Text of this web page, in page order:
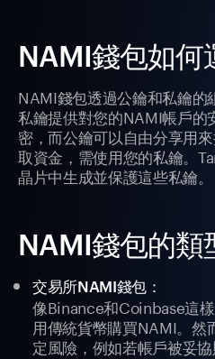
NAMI錢包如何
NAMI錢包透過公鑰和私鑰的
私鑰提供對您的NAMI帳戶的
密，而公鑰可以自由分享用
取資金，需使用您的私鑰。
晶片中生成並保護這些私鑰。
NAMI錢包的類
交易所NAMI錢包：
像Binance和Coinbase這
用傳統貨幣購買NAMI。然
定風險，例如若帳戶被妥協